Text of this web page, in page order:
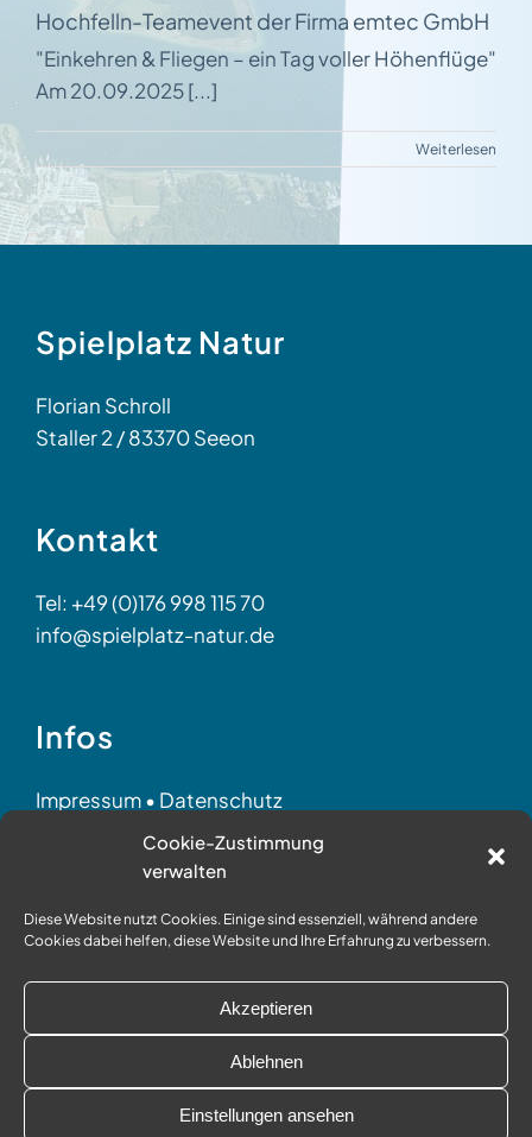
Cookie-Zustimmung
verwalten
Diese Website nutzt Cookies. Einige sind essenziell, während andere
Cookies dabei helfen, diese Website und Ihre Erfahrung zu verbessern.
Akzeptieren
Ablehnen
Einstellungen ansehen
Hochfelln-Teamevent der Firma emtec GmbH
"Einkehren & Fliegen – ein Tag voller Höhenflüge"
Am 20.09.2025 [...]
Weiterlesen
Spielplatz Natur
Florian Schroll
Staller 2 / 83370 Seeon
Kontakt
Tel: +49 (0)176 998 115 70
info@spielplatz-natur.de
Infos
Impressum• Datenschutz
Partner • © Held
Social Media